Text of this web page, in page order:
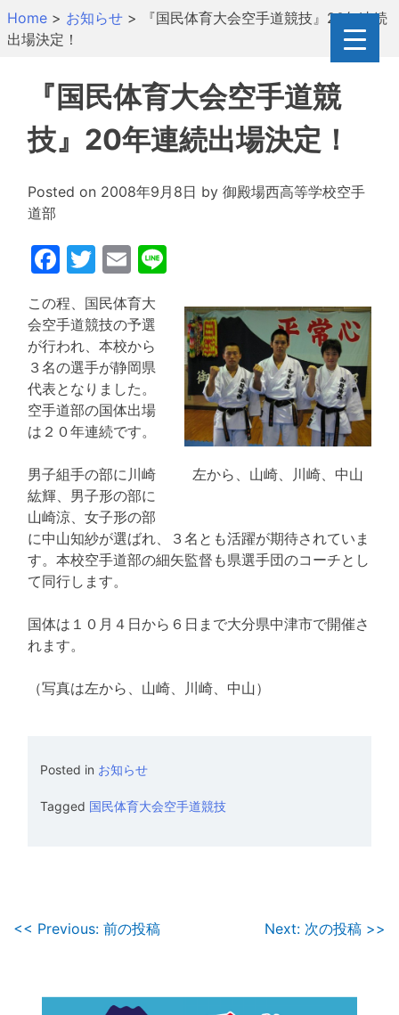
Skip
to
content
Home > お知らせ >
『国民体育大会空手道競技』20年連続
出場決定！
『国民体育大会空手道競
技』20年連続出場決定！
Posted on 2008年9月8日 by 御殿場西高等学校空手
道部
Facebook
Twitter
Email
左から、山崎、川崎、中山
この程、国民体育大
会空手道競技の予選
が行われ、本校から
３名の選手が静岡県
代表となりました。
空手道部の国体出場
は２０年連続です。
男子組手の部に川崎
紘輝、男子形の部に
山崎涼、女子形の部
に中山知紗が選ばれ、３名とも活躍が期待されていま
す。本校空手道部の細矢監督も県選手団のコーチとし
て同行します。
国体は１０月４日から６日まで大分県中津市で開催さ
れます。
（写真は左から、山崎、川崎、中山）
Posted in お知らせ
Tagged 国民体育大会空手道競技
投
<< Previous: 前の投稿 Next: 次の投稿 >>